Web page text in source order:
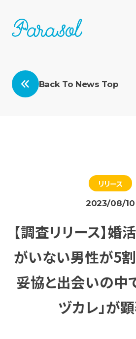
Back To News Top
リリース
2023/08/10
【調査リリース】
がいない男性が5
妥協と出会いの中
ヅカレ」が